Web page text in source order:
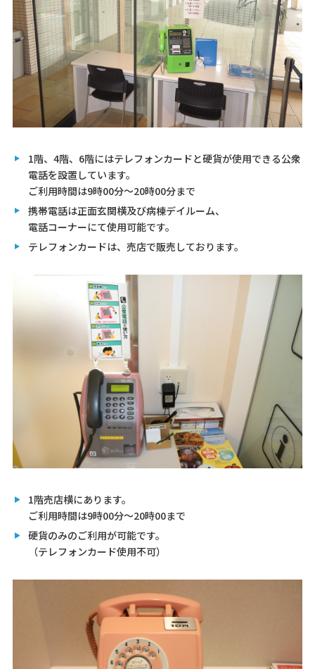
1階、4階、6階にはテレフォンカードと硬貨が使用できる公衆
電話を設置しています。
ご利用時間は9時00分～20時00分まで
携帯電話は正面玄関横及び病棟デイルーム、
電話コーナーにて使用可能です。
テレフォンカードは、売店で販売しております。
1階売店横にあります。
ご利用時間は9時00分～20時00まで
硬貨のみのご利用が可能です。
（テレフォンカード使用不可）